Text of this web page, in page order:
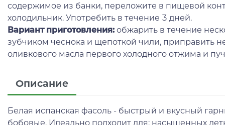
содержимое из банки, переложите в пищевой
холодильник. Употребить в течение 3 дней.
Вариант приготовления: обжарить в течение
зубчиком чеснока и щепоткой чили, приправить
оливкового масла первого холодного отжима и
Описание
Белая испанская фасоль - быстрый и вкусный
бобовые. Идеально подходит для: насыщенных